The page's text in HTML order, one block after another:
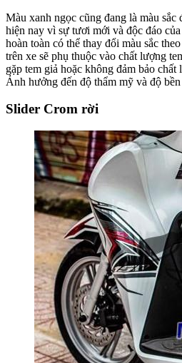
Màu xanh ngọc cũng đang là màu
hiện nay vì sự tươi mới và độc đáo
hoàn toàn có thể thay đổi màu sắc
trên xe sẽ phụ thuộc vào chất lượng
gặp tem giả hoặc không đảm bảo
Ảnh hưởng đến độ thẩm mỹ và độ
Slider Crom rời